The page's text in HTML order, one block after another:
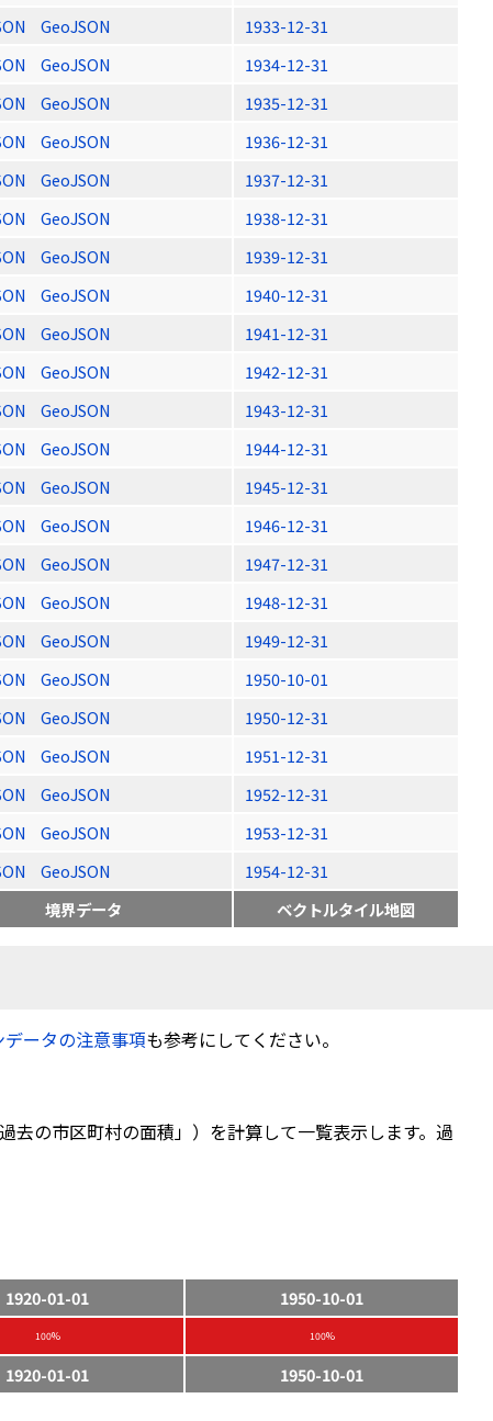
GeoJSON
1933-12-31
GeoJSON
1934-12-31
GeoJSON
1935-12-31
GeoJSON
1936-12-31
GeoJSON
1937-12-31
GeoJSON
1938-12-31
GeoJSON
1939-12-31
GeoJSON
1940-12-31
GeoJSON
1941-12-31
GeoJSON
1942-12-31
GeoJSON
1943-12-31
GeoJSON
1944-12-31
GeoJSON
1945-12-31
GeoJSON
1946-12-31
GeoJSON
1947-12-31
GeoJSON
1948-12-31
GeoJSON
1949-12-31
GeoJSON
1950-10-01
GeoJSON
1950-12-31
GeoJSON
1951-12-31
GeoJSON
1952-12-31
GeoJSON
1953-12-31
GeoJSON
1954-12-31
境界データ ベクトルタイル地図
ータの注意事項も参考にしてください。
の市区町村の面積」）を計算して一覧表示します。過
1920-01-01
1950-10-01
100% 100%
1920-01-01 1950-10-01